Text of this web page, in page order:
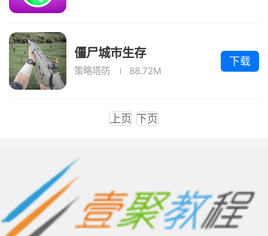
僵尸城市生存
策略塔防 88.72M
下载
上页 下页